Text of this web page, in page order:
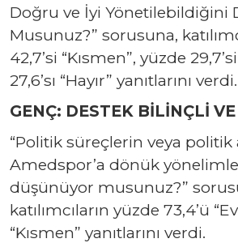
Doğru ve İyi Yönetilebildiğini
Musunuz?” sorusuna,
42,7’si “Kısmen”, yüzde
27,6’sı “Hayır” yanıtlarını verdi.
GENÇ: DESTEK BİLİNÇLİ
“Politik süreçlerin veya
Amedspor’a dönük
düşünüyor musunuz?”
katılımcıların yüzde 73,4’ü
“Kısmen” yanıtlarını verdi.